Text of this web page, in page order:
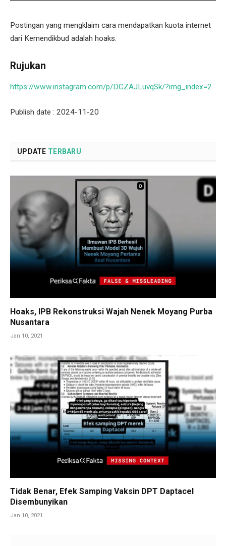
Postingan yang mengklaim cara mendapatkan kuota internet
dari Kemendikbud adalah hoaks.
Rujukan
https://www.instagram.com/p/DCZAJLuvqSk/?img_index=2
Publish date : 2024-11-20
UPDATE TERBARU
Hoaks, IPB Rekonstruksi Wajah Nenek Moyang Purba
Nusantara
Jan 10, 2021
Tidak Benar, Efek Samping Vaksin DPT Daptacel
Disembunyikan
Jan 10, 2021